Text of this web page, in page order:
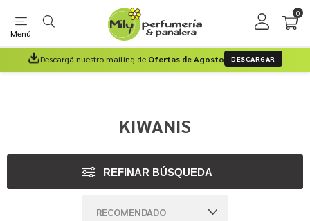
Menú
0
Descargá nuestro mailing de Ofertas de Agosto DESCARGAR
KIWANIS
REFINAR BÚSQUEDA